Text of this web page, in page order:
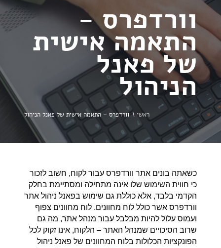
וורדפרס -
התאמה אישית
של פאנל
הניהול
ראשי \ וורדפרס – התאמה אישית של פאנל הניהול
כשאתה בונים אתר וורדפרס עבור לקוח, חשוב לזכור
כי חווית השימוש שלו אינה מתחילה ומסתיימת בחלק
הקדמי בלבד, אלא כוללת גם שימוש בפאנל ניהול אתר
וורדפרס אשר כולל לוח מחוונים. לוח מחוונים צפוף
ועמוס עלול להיות מבלבל עבור מנהל אתר, מה גם
שרוב הסיכויים שמנהל האתר – הלקוח, אינו זקוק לכל
הפונקציות הכלולות בלוח המחוונים של פאנל ניהול